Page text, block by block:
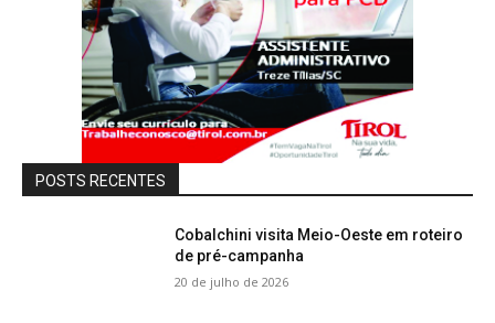
POSTS RECENTES
Cobalchini visita Meio-Oeste em roteiro
de pré-campanha
20 de julho de 2026